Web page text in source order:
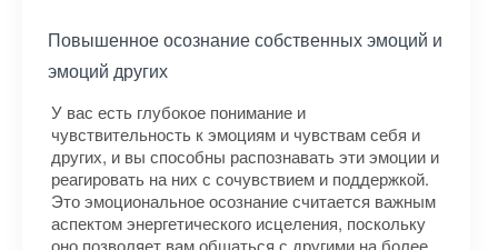
Повышенное осознание собственных эмоций и
эмоций других
У вас есть глубокое понимание и
чувствительность к эмоциям и чувствам себя и
других, и вы способны распознавать эти эмоции и
реагировать на них с сочувствием и поддержкой.
Это эмоциональное осознание считается важным
аспектом энергетического исцеления, поскольку
оно позволяет вам общаться с другими на более